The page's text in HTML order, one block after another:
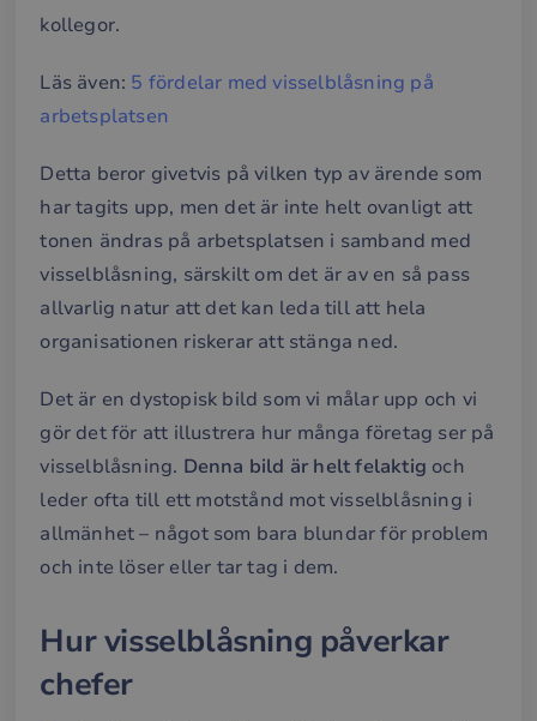
kollegor.
Läs även: 5 fördelar med visselblåsning på
arbetsplatsen
Detta beror givetvis på vilken typ av ärende som
har tagits upp, men det är inte helt ovanligt att
tonen ändras på arbetsplatsen i samband med
visselblåsning, särskilt om det är av en så pass
allvarlig natur att det kan leda till att hela
organisationen riskerar att stänga ned.
Det är en dystopisk bild som vi målar upp och vi
gör det för att illustrera hur många företag ser på
visselblåsning. Denna bild är helt felaktig och
leder ofta till ett motstånd mot visselblåsning i
allmänhet – något som bara blundar för problem
och inte löser eller tar tag i dem.
Hur visselblåsning påverkar
chefer